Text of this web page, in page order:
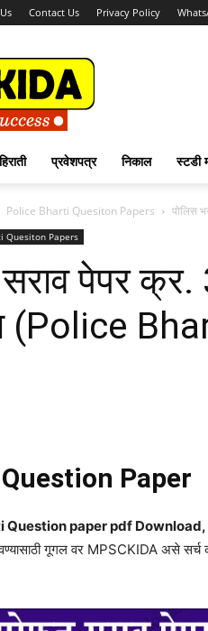
Contact Us Privacy Policy
प्रवेशपत्र निकाल स्टडी
Police Bharti Quesiton Papers पोलिस
Quesiton Papers
सराव पेपर
(Police
Paper
paper pdf Download,
गूगल वर MPSCKIDA असे